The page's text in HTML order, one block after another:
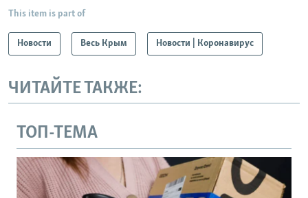
This item is part of
Новости Весь Крым Новости | Коронавирус
ЧИТАЙТЕ ТАКЖЕ:
ТОП-ТЕМА